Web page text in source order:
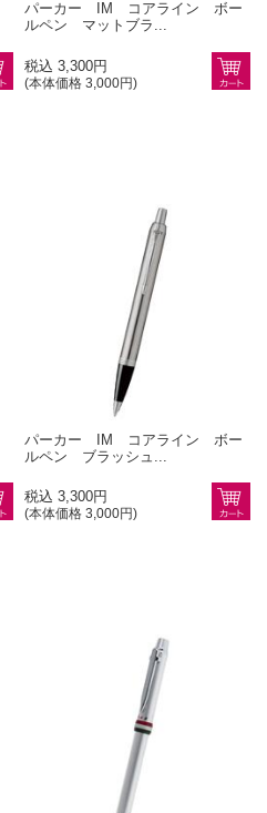
パーカー IM コアライン ボー
ルペン マットブラ...
税込 3,300円
(本体価格 3,000円)
パーカー IM コアライン ボー
ルペン ブラッシュ...
税込 3,300円
(本体価格 3,000円)